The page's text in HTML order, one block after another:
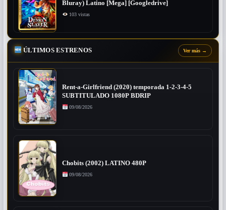
Bluray) Latino [Mega] [Googledrive]
103 vistas
ÚLTIMOS ESTRENOS Ver más →
Rent-a-Girlfriend (2020) temporada 1-2-3-4-5
SUBTITULADO 1080P BDRIP
09/08/2026
Chobits (2002) LATINO 480P
09/08/2026